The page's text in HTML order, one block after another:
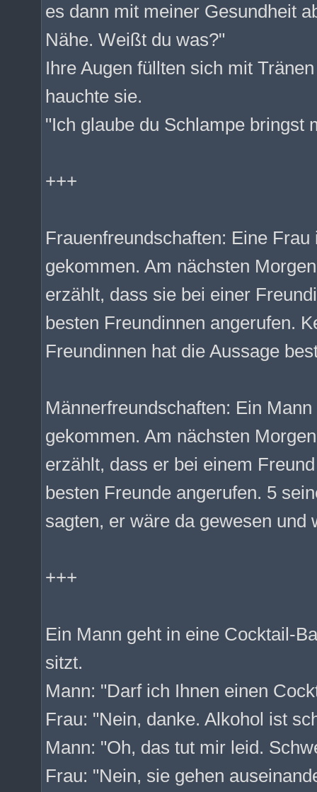
es dann mit meiner Gesundheit
Nähe. Weißt du was?"
Ihre Augen füllten sich mit
hauchte sie.
"Ich glaube du Schlampe bringst
+++
Frauenfreundschaften: Eine
gekommen. Am nächsten
erzählt, dass sie bei einer
besten Freundinnen angerufen.
Freundinnen hat die Aussage
Männerfreundschaften: Ein
gekommen. Am nächsten
erzählt, dass er bei einem
besten Freunde angerufen. 5
sagten, er wäre da gewesen
+++
Ein Mann geht in eine Cocktail-
sitzt.
Mann: "Darf ich Ihnen einen
Frau: "Nein, danke. Alkohol ist
Mann: "Oh, das tut mir leid.
Frau: "Nein, sie gehen